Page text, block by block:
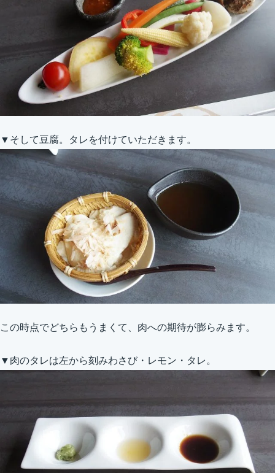
▼そして豆腐。タレを付けていただきます。
この時点でどちらもうまくて、肉への期待が膨らみます。
▼肉のタレは左から刻みわさび・レモン・タレ。